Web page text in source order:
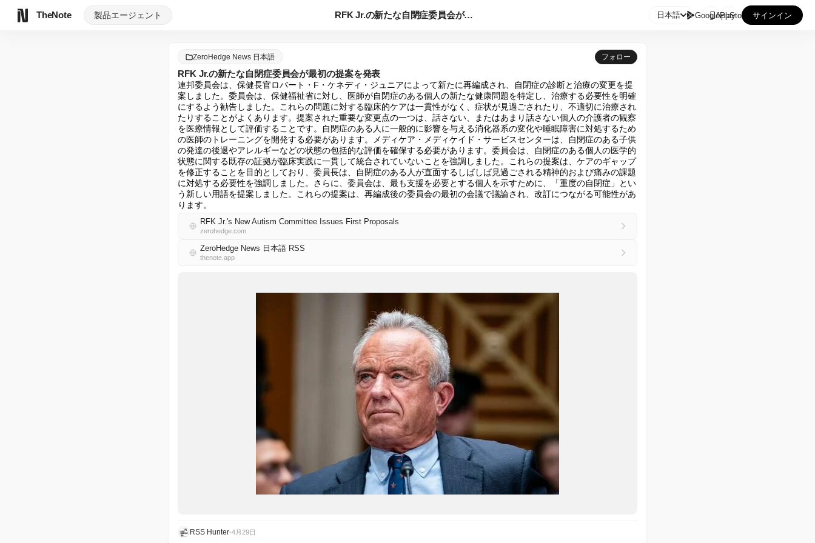
TheNote 製品エージェント RFK Jr.の新たな自閉症委員会が最初の提案を発表 日本語 GooglePlay
AppStore サインイン
ZeroHedge News 日本語 フォロー
RFK Jr.の新たな自閉症委員会が最初の提案を発表
連邦委員会は、保健長官ロバート・F・ケネディ・ジュニアによって新たに再編成され、自閉症の診断と治療の変更を提
案しました。委員会は、保健福祉省に対し、医師が自閉症のある個人の新たな健康問題を特定し、治療する必要性を明確
にするよう勧告しました。これらの問題に対する臨床的ケアは一貫性がなく、症状が見過ごされたり、不適切に治療され
たりすることがよくあります。提案された重要な変更点の一つは、話さない、またはあまり話さない個人の介護者の観察
を医療情報として評価することです。自閉症のある人に一般的に影響を与える消化器系の変化や睡眠障害に対処するため
の医師のトレーニングを開発する必要があります。メディケア・メディケイド・サービスセンターは、自閉症のある子供
の発達の後退やアレルギーなどの状態の包括的な評価を確保する必要があります。委員会は、自閉症のある個人の医学的
状態に関する既存の証拠が臨床実践に一貫して統合されていないことを強調しました。これらの提案は、ケアのギャップ
を修正することを目的としており、委員長は、自閉症のある人が直面するしばしば見過ごされる精神的および痛みの課題
に対処する必要性を強調しました。さらに、委員会は、最も支援を必要とする個人を示すために、「重度の自閉症」とい
う新しい用語を提案しました。これらの提案は、再編成後の委員会の最初の会議で議論され、改訂につながる可能性があ
ります。
RFK Jr.'s New Autism Committee Issues First Proposals
zerohedge.com
ZeroHedge News 日本語 RSS
thenote.app
RSS Hunter•4月29日